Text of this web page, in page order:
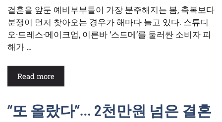
결혼을 앞둔 예비부부들이 가장 분주해지는 봄, 축복보다
분쟁이 먼저 찾아오는 경우가 해마다 늘고 있다. 스튜디
오·드레스·메이크업, 이른바 ‘스드메’를 둘러싼 소비자 피
해가 …
Read more
“또 올랐다”… 2천만원 넘은 결혼